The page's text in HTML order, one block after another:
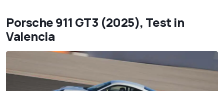
Porsche 911 GT3 (2025), Test in
Valencia